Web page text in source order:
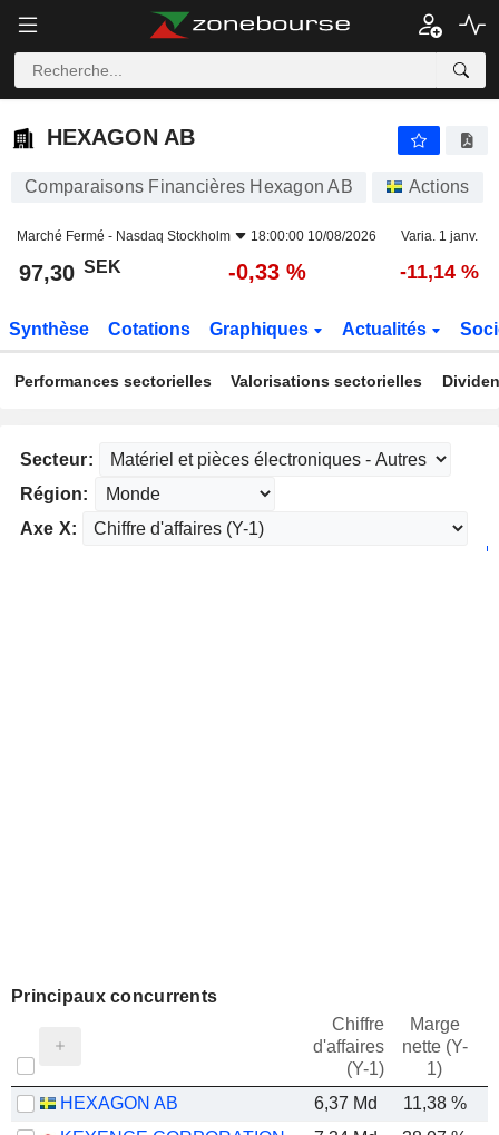
HEXAGON AB
HEXAGON AB
Comparaisons Financières Hexagon AB Actions
Marché Fermé - Nasdaq Stockholm 18:00:00 10/08/2026 Varia. 1 janv.
97,30 SEK -0,33 % -11,14 %
Synthèse Cotations Graphiques Actualités
Performances sectorielles Valorisations sectorielles
Secteur:
Région:
Axe X:
Principaux concurrents
Chiffre
d'affaires
(Y-1)
Marge
nette (Y-
1)
HEXAGON AB 6,37 Md 11,38 %